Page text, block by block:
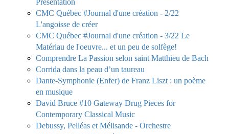
Présentation
CMC Québec #Journal d'une création - 2/22
L'angoisse de créer
CMC Québec #Journal d'une création - 3/22 Le
Matériau de l'oeuvre... et un peu de solfège!
Comprendre La Passion selon saint Matthieu de Bach
Corrida dans la peau d’un taureau
Dante-Symphonie (Enfer) de Franz Liszt : un poème
en musique
David Bruce #10 Gateway Drug Pieces for
Contemporary Classical Music
Debussy, Pelléas et Mélisande - Orchestre